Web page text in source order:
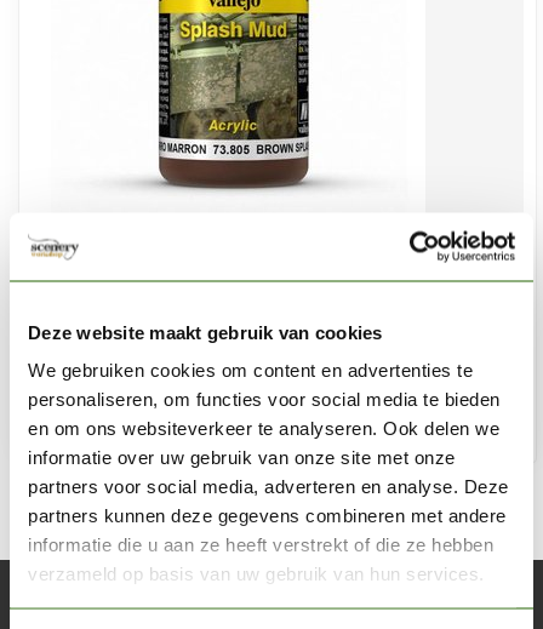
Deze website maakt gebruik van cookies
We gebruiken cookies om content en advertenties te
personaliseren, om functies voor social media te bieden
en om ons websiteverkeer te analyseren. Ook delen we
informatie over uw gebruik van onze site met onze
partners voor social media, adverteren en analyse. Deze
partners kunnen deze gegevens combineren met andere
informatie die u aan ze heeft verstrekt of die ze hebben
verzameld op basis van uw gebruik van hun services.
VALLEJO
Brown Splash Mud Weathering Effects - 40ml - 73805
€6,02
Niet op voorraad
Abonneer je op onze nieuwsbrief